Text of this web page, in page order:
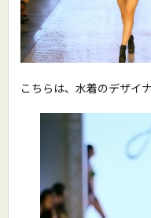
こちらは、水着のデザイ